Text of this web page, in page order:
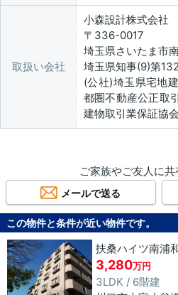
取扱い会社
小森設計株式会社
〒336-0017
埼玉県さいたま市
埼玉県知事(9)第
(公社)埼玉県宅地
都圏不動産公正取
建物取引業保証協会
ご家族やご友人に共
メールで送る
この物件と条件が近い物件です。
扶桑ハイツ南浦
3,280万円
3LDK / 6階建